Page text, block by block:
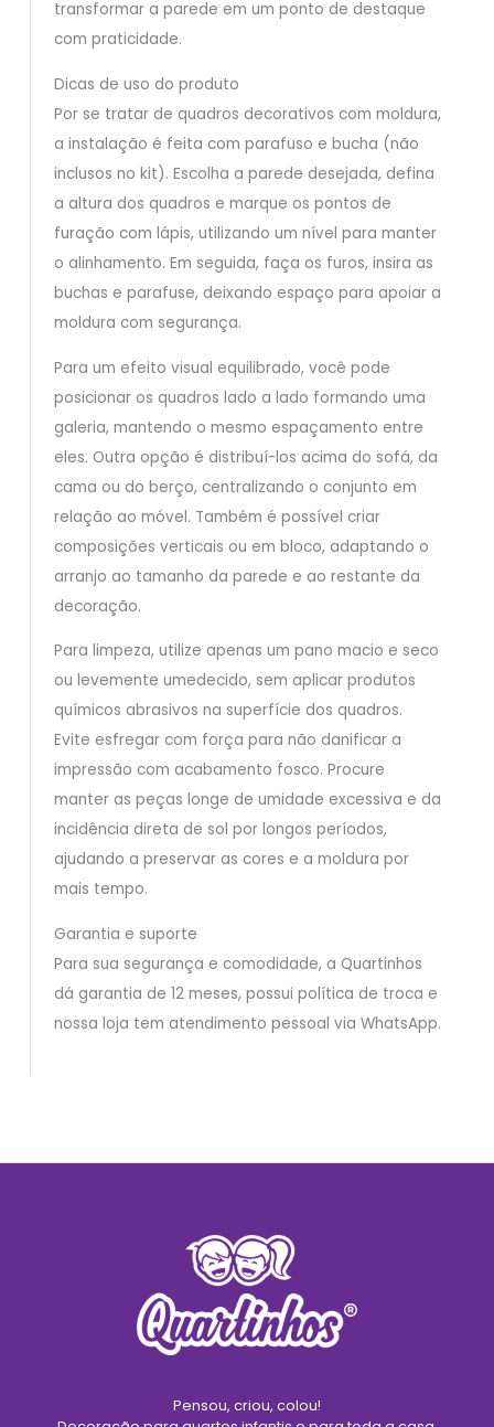
transformar a parede em um ponto de destaque
com praticidade.
Dicas de uso do produto
Por se tratar de quadros decorativos com moldura,
a instalação é feita com parafuso e bucha (não
inclusos no kit). Escolha a parede desejada, defina
a altura dos quadros e marque os pontos de
furação com lápis, utilizando um nível para manter
o alinhamento. Em seguida, faça os furos, insira as
buchas e parafuse, deixando espaço para apoiar a
moldura com segurança.
Para um efeito visual equilibrado, você pode
posicionar os quadros lado a lado formando uma
galeria, mantendo o mesmo espaçamento entre
eles. Outra opção é distribuí-los acima do sofá, da
cama ou do berço, centralizando o conjunto em
relação ao móvel. Também é possível criar
composições verticais ou em bloco, adaptando o
arranjo ao tamanho da parede e ao restante da
decoração.
Para limpeza, utilize apenas um pano macio e seco
ou levemente umedecido, sem aplicar produtos
químicos abrasivos na superfície dos quadros.
Evite esfregar com força para não danificar a
impressão com acabamento fosco. Procure
manter as peças longe de umidade excessiva e da
incidência direta de sol por longos períodos,
ajudando a preservar as cores e a moldura por
mais tempo.
Garantia e suporte
Para sua segurança e comodidade, a Quartinhos
dá garantia de 12 meses, possui política de troca e
nossa loja tem atendimento pessoal via WhatsApp.
Pensou, criou, colou!